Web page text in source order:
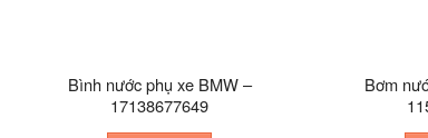
Bình nước phụ xe BMW –
17138677649
Bơm